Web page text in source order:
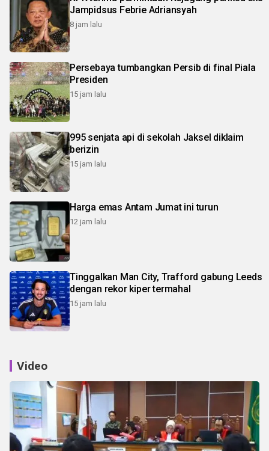
Jampidsus Febrie Adriansyah
8 jam lalu
Persebaya tumbangkan Persib di final Piala
Presiden
15 jam lalu
995 senjata api di sekolah Jaksel diklaim
berizin
15 jam lalu
Harga emas Antam Jumat ini turun
12 jam lalu
Tinggalkan Man City, Trafford gabung Leeds
dengan rekor kiper termahal
15 jam lalu
Video